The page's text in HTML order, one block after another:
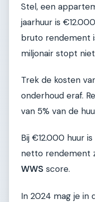
Stel, een
jaarhuur is
bruto rendement
miljonair stopt
Trek de kosten
onderhoud eraf.
van 5% van de
Bij €12.000 huur
netto rendement
WWS score.
In 2024 mag je in